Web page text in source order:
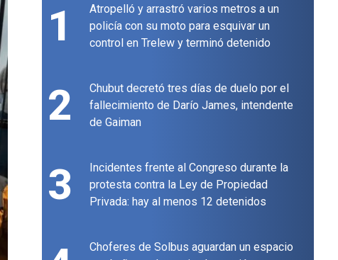
1
Atropelló y arrastró varios metros a un
policía con su moto para esquivar un
control en Trelew y terminó detenido
2
Chubut decretó tres días de duelo por el
fallecimiento de Darío James, intendente
de Gaiman
3
Incidentes frente al Congreso durante la
protesta contra la Ley de Propiedad
Privada: hay al menos 12 detenidos
Choferes de Solbus aguardan un espacio